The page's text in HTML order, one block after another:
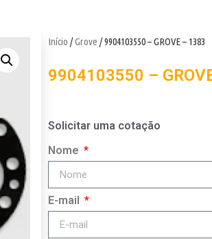
Início /Grove / 9904103550 – GROVE – 1383
9904103550 –
Solicitar uma cotação
Nome
E-mail